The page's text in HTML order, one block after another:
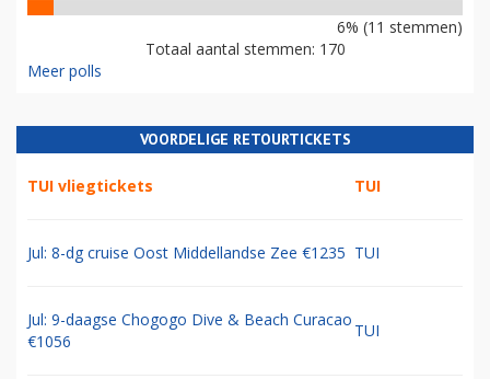
6% (11 stemmen)
Totaal aantal stemmen: 170
Meer polls
VOORDELIGE RETOURTICKETS
TUI vliegtickets TUI
Jul: 8-dg cruise Oost Middellandse Zee €1235 TUI
Jul: 9-daagse Chogogo Dive & Beach Curacao
€1056
TUI